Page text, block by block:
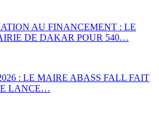
AU FINANCEMENT : LE
DE DAKAR POUR 540…
: LE MAIRE ABASS FALL FAIT
LANCE…